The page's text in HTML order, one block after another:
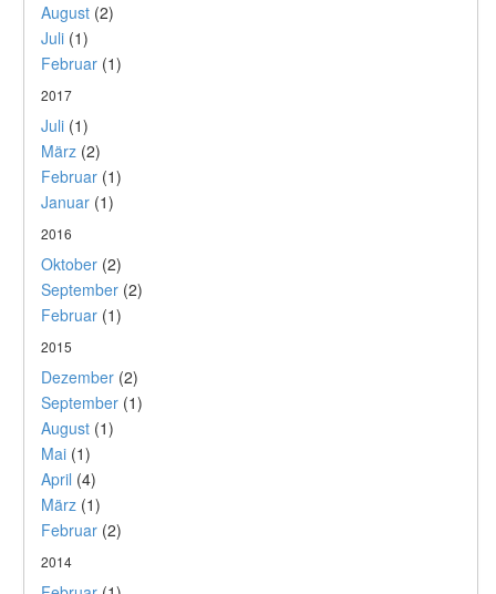
August (2)
Juli (1)
Februar (1)
2017
Juli (1)
März (2)
Februar (1)
Januar (1)
2016
Oktober (2)
September (2)
Februar (1)
2015
Dezember (2)
September (1)
August (1)
Mai (1)
April (4)
März (1)
Februar (2)
2014